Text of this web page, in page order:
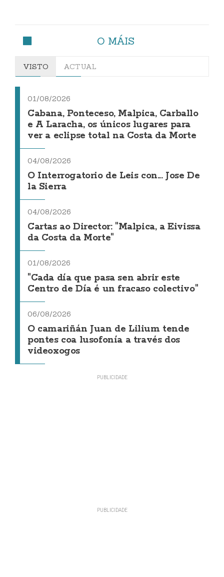
O MÁIS
VISTO ACTUAL
01/08/2026
Cabana, Ponteceso, Malpica, Carballo
e A Laracha, os únicos lugares para
ver a eclipse total na Costa da Morte
04/08/2026
O Interrogatorio de Leis con... Jose De
la Sierra
04/08/2026
Cartas ao Director: "Malpica, a Eivissa
da Costa da Morte"
01/08/2026
"Cada día que pasa sen abrir este
Centro de Día é un fracaso colectivo"
06/08/2026
O camariñán Juan de Lilium tende
pontes coa lusofonía a través dos
videoxogos